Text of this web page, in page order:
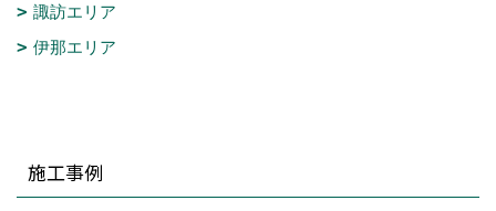
諏訪エリア
伊那エリア
施工事例